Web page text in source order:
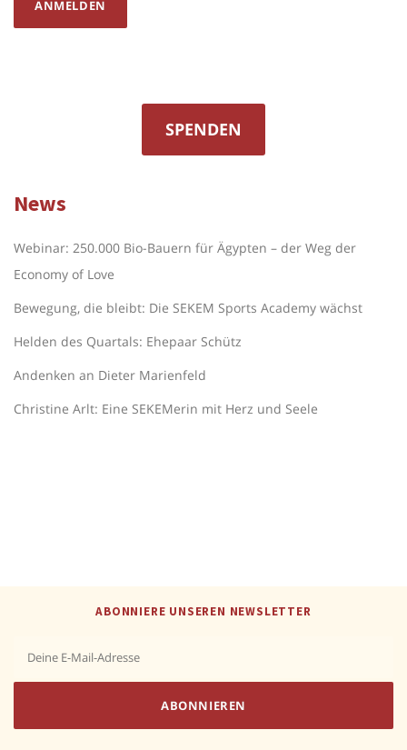
SPENDEN
News
Webinar: 250.000 Bio-Bauern für Ägypten – der Weg der
Economy of Love
Bewegung, die bleibt: Die SEKEM Sports Academy wächst
Helden des Quartals: Ehepaar Schütz
Andenken an Dieter Marienfeld
Christine Arlt: Eine SEKEMerin mit Herz und Seele
ABONNIERE UNSEREN NEWSLETTER